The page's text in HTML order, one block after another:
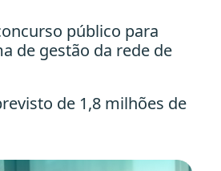
público para
de gestão da rede de
de 1,8 milhões de